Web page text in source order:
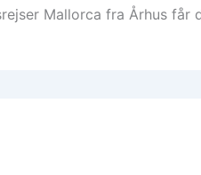
Mallorca fra Århus får